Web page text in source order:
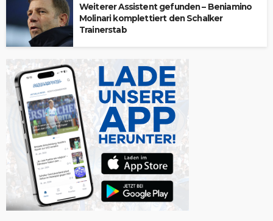
Weiterer Assistent gefunden – Beniamino
Molinari komplettiert den Schalker
Trainerstab